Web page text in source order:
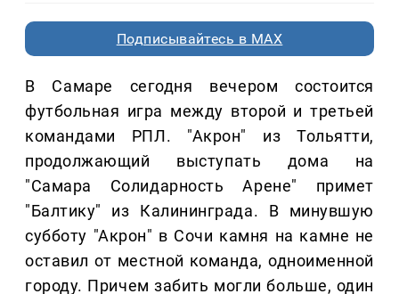
Подписывайтесь в MAX
В Самаре сегодня вечером состоится
футбольная игра между второй и третьей
командами РПЛ. "Акрон" из Тольятти,
продолжающий выступать дома на
"Самара Солидарность Арене" примет
"Балтику" из Калининграда. В минувшую
субботу "Акрон" в Сочи камня на камне не
оставил от местной команда, одноименной
городу. Причем забить могли больше, один